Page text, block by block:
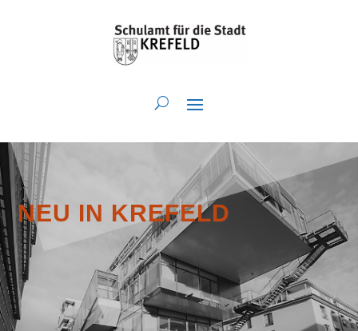
NEU IN KREFELD